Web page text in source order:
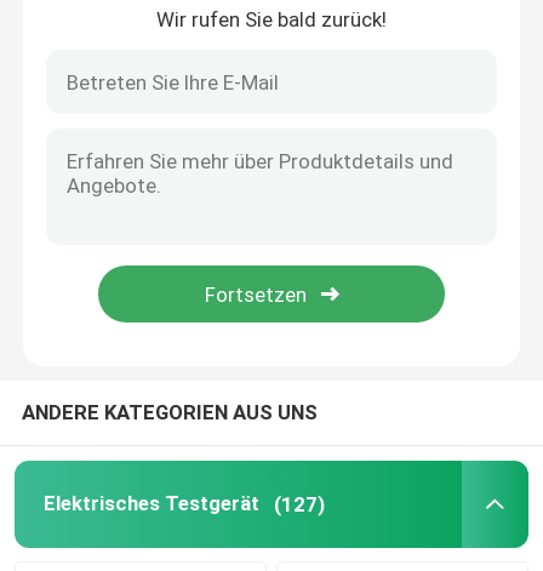
Prüfgeräte für Transformatoren
Bohrloch-Inspektions-Kamera
Wir rufen Sie bald zurück!
ANDERE KATEGORIEN AUS UNS
Elektrisches Testgerät (127)